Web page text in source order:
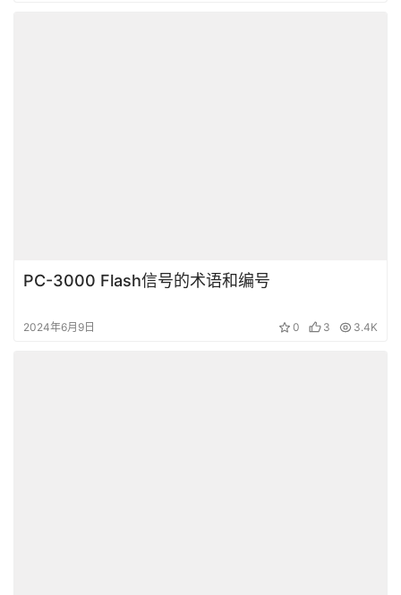
PC-3000 Flash信号的术语和编号
2024年6月9日 0 3 3.4K